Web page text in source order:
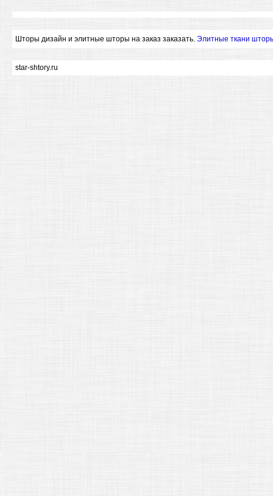
Шторы дизайн и элитные шторы на заказ заказать. Элитные ткани
star-shtory.ru